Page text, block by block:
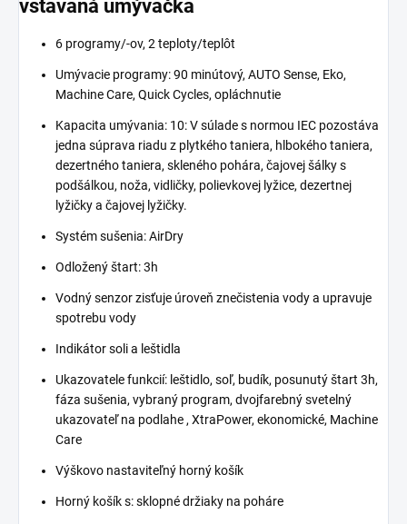
vstavaná umývačka
6 programy/-ov, 2 teploty/teplôt
Umývacie programy: 90 minútový, AUTO Sense, Eko,
Machine Care, Quick Cycles, opláchnutie
Kapacita umývania: 10: V súlade s normou IEC pozostáva
jedna súprava riadu z plytkého taniera, hlbokého taniera,
dezertného taniera, skleného pohára, čajovej šálky s
podšálkou, noža, vidličky, polievkovej lyžice, dezertnej
lyžičky a čajovej lyžičky.
Systém sušenia: AirDry
Odložený štart: 3h
Vodný senzor zisťuje úroveň znečistenia vody a upravuje
spotrebu vody
Indikátor soli a leštidla
Ukazovatele funkcií: leštidlo, soľ, budík, posunutý štart 3h,
fáza sušenia, vybraný program, dvojfarebný svetelný
ukazovateľ na podlahe , XtraPower, ekonomické, Machine
Care
Výškovo nastaviteľný horný košík
Horný košík s: sklopné držiaky na poháre